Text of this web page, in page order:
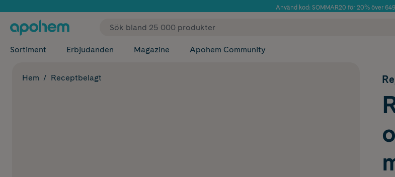
Använd kod: SOMMAR20 för 20% över
✓ Fri frakt
Sortiment Erbjudanden Magazine Apohem Community
Hem Receptbelagt